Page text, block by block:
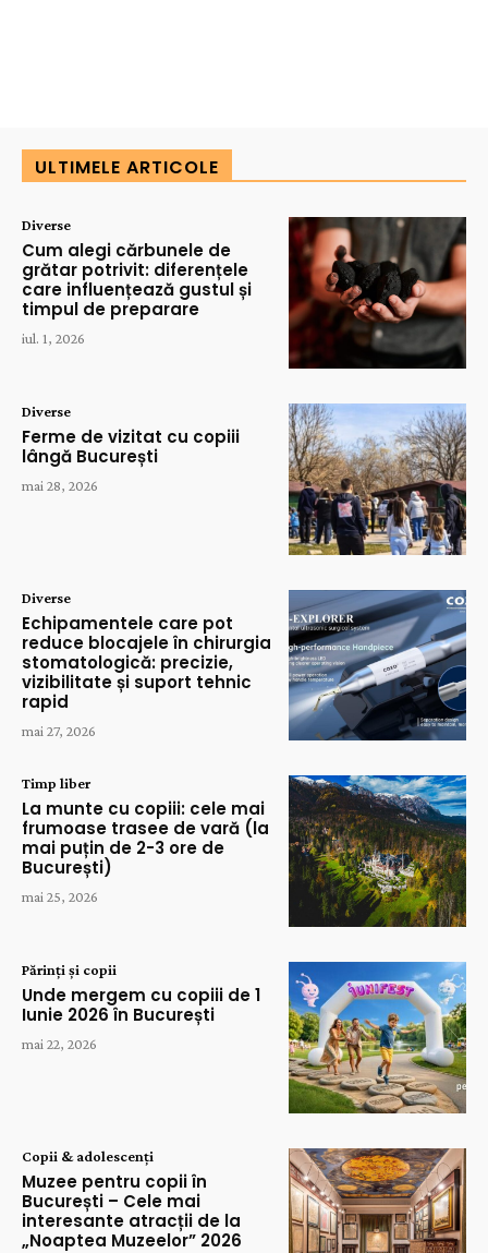
ULTIMELE ARTICOLE
Diverse
Cum alegi cărbunele de
grătar potrivit: diferențele
care influențează gustul și
timpul de preparare
iul. 1, 2026
Diverse
Ferme de vizitat cu copiii
lângă București
mai 28, 2026
Diverse
Echipamentele care pot
reduce blocajele în chirurgia
stomatologică: precizie,
vizibilitate și suport tehnic
rapid
mai 27, 2026
Timp liber
La munte cu copiii: cele mai
frumoase trasee de vară (la
mai puțin de 2-3 ore de
București)
mai 25, 2026
Părinți și copii
Unde mergem cu copiii de 1
Iunie 2026 în București
mai 22, 2026
Copii & adolescenți
Muzee pentru copii în
București – Cele mai
interesante atracții de la
„Noaptea Muzeelor” 2026